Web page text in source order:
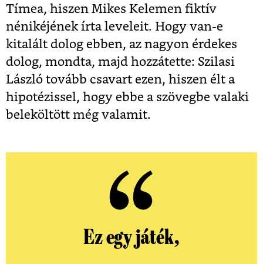
Tímea, hiszen Mikes Kelemen fiktív
nénikéjének írta leveleit. Hogy van-e
kitalált dolog ebben, az nagyon érdekes
dolog, mondta, majd hozzátette: Szilasi
László tovább csavart ezen, hiszen élt a
hipotézissel, hogy ebbe a szövegbe valaki
beleköltött még valamit.
Ez egy játék,